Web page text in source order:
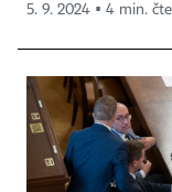
5. 9. 2024 ▪ 4 min.